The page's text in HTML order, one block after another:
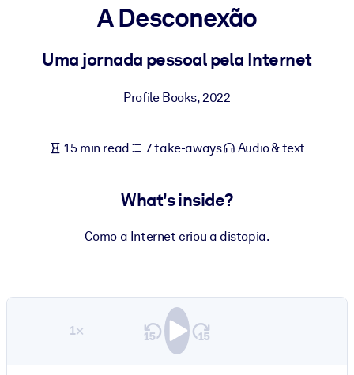
For LMS/LXP
Enrich your corporate library with trusted, ready-to-use business
A Desconexão
Uma jornada pessoal pela Internet
Profile Books,2022
15 min read 7 take-aways Audio & text
What's inside?
Como a Internet criou a distopia.
1×